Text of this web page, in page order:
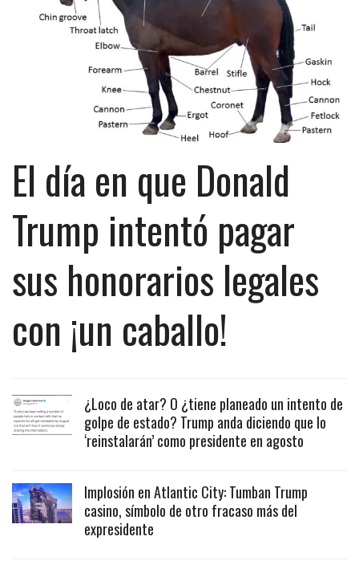
El día en que Donald
Trump intentó pagar
sus honorarios legales
con ¡un caballo!
¿Loco de atar? O ¿tiene planeado un intento de
golpe de estado? Trump anda diciendo que lo
‘reinstalarán’ como presidente en agosto
Implosión en Atlantic City: Tumban Trump
casino, símbolo de otro fracaso más del
expresidente